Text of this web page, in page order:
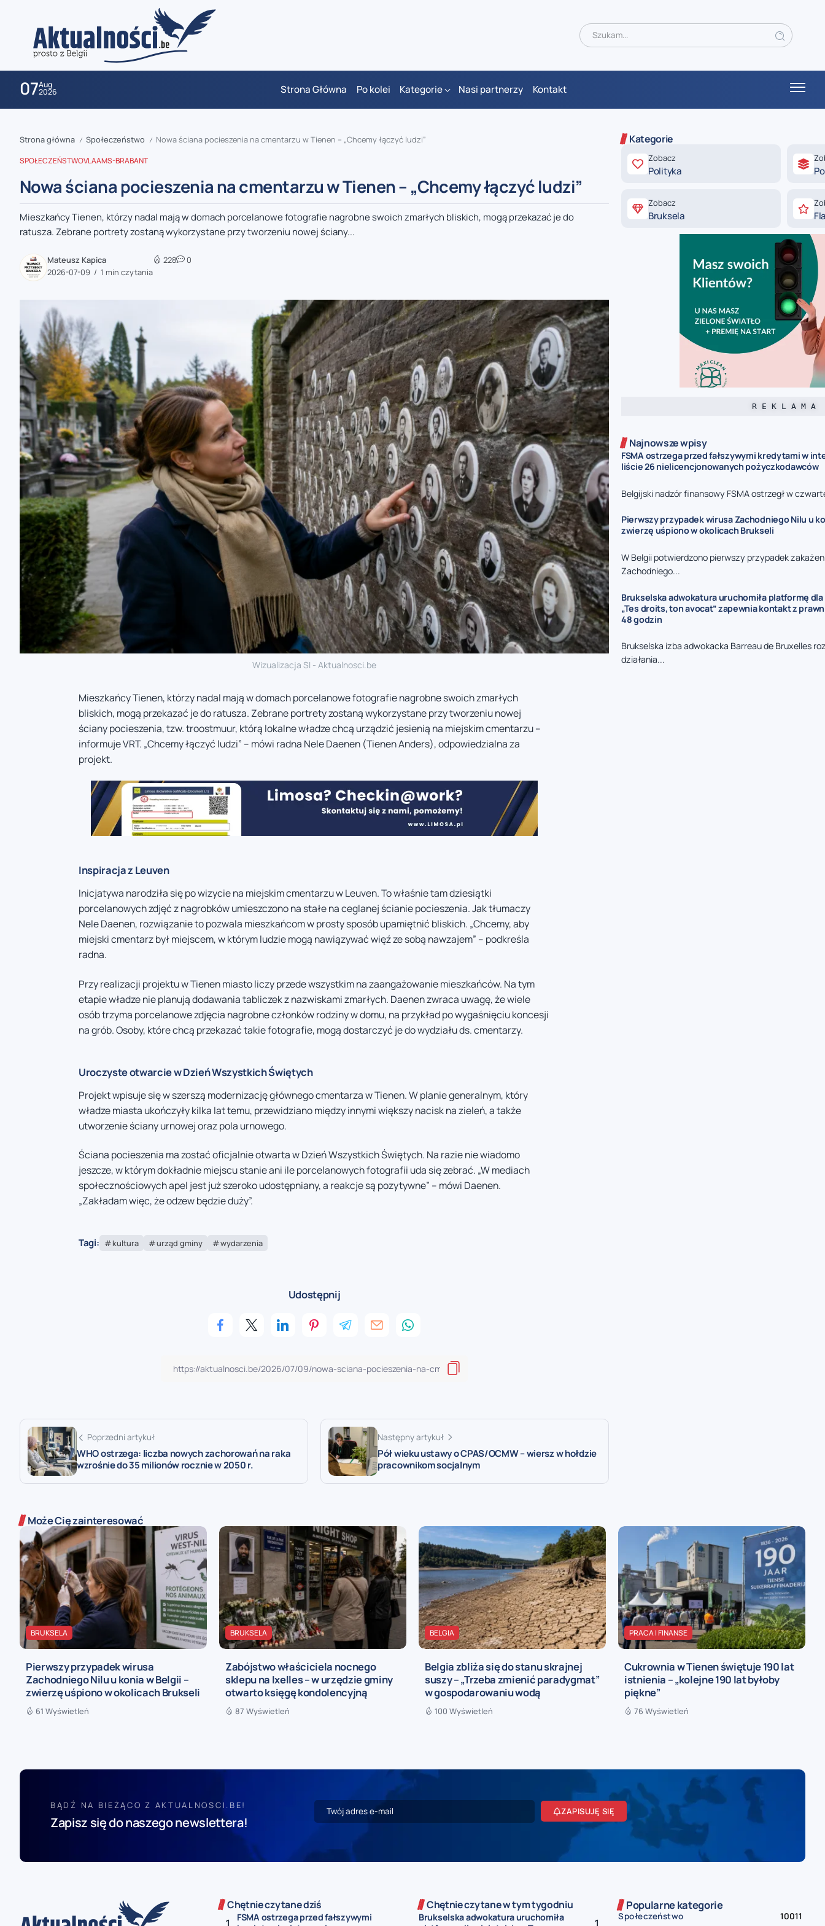
07Aug
2026 Strona Główna Po kolei Kategorie Nasi partnerzy Kontakt
zaobserwuj nas
zaobserwuj nas
zaobserwuj nas
zaobserwuj nas
zaobserwuj nas
Strona główna / Społeczeństwo / Nowa ściana pocieszenia na cmentarzu w Tienen – „Chcemy łączyć ludzi”
SPOŁECZEŃSTWOVLAAMS-BRABANT
Nowa ściana pocieszenia na cmentarzu w Tienen – „Chcemy łączyć ludzi”
Mieszkańcy Tienen, którzy nadal mają w domach porcelanowe fotografie nagrobne swoich zmarłych bliskich, mogą przekazać je do
ratusza. Zebrane portrety zostaną wykorzystane przy tworzeniu nowej ściany...
Mateusz Kapica
2026-07-09
1 min czytania
228 0
Wizualizacja SI - Aktualnosci.be
Mieszkańcy Tienen, którzy nadal mają w domach porcelanowe fotografie nagrobne swoich zmarłych
bliskich, mogą przekazać je do ratusza. Zebrane portrety zostaną wykorzystane przy tworzeniu nowej
ściany pocieszenia, tzw. troostmuur, którą lokalne władze chcą urządzić jesienią na miejskim cmentarzu –
informuje VRT. „Chcemy łączyć ludzi” – mówi radna Nele Daenen (Tienen Anders), odpowiedzialna za
projekt.
Inspiracja z Leuven
Inicjatywa narodziła się po wizycie na miejskim cmentarzu w Leuven. To właśnie tam dziesiątki
porcelanowych zdjęć z nagrobków umieszczono na stałe na ceglanej ścianie pocieszenia. Jak tłumaczy
Nele Daenen, rozwiązanie to pozwala mieszkańcom w prosty sposób upamiętnić bliskich. „Chcemy, aby
miejski cmentarz był miejscem, w którym ludzie mogą nawiązywać więź ze sobą nawzajem” – podkreśla
radna.
Przy realizacji projektu w Tienen miasto liczy przede wszystkim na zaangażowanie mieszkańców. Na tym
etapie władze nie planują dodawania tabliczek z nazwiskami zmarłych. Daenen zwraca uwagę, że wiele
osób trzyma porcelanowe zdjęcia nagrobne członków rodziny w domu, na przykład po wygaśnięciu koncesji
na grób. Osoby, które chcą przekazać takie fotografie, mogą dostarczyć je do wydziału ds. cmentarzy.
Uroczyste otwarcie w Dzień Wszystkich Świętych
Projekt wpisuje się w szerszą modernizację głównego cmentarza w Tienen. W planie generalnym, który
władze miasta ukończyły kilka lat temu, przewidziano między innymi większy nacisk na zieleń, a także
utworzenie ściany urnowej oraz pola urnowego.
Ściana pocieszenia ma zostać oficjalnie otwarta w Dzień Wszystkich Świętych. Na razie nie wiadomo
jeszcze, w którym dokładnie miejscu stanie ani ile porcelanowych fotografii uda się zebrać. „W mediach
społecznościowych apel jest już szeroko udostępniany, a reakcje są pozytywne” – mówi Daenen.
„Zakładam więc, że odzew będzie duży”.
Tagi: kultura urząd gminy wydarzenia
Udostępnij
Poprzedni artykuł
WHO ostrzega: liczba nowych zachorowań na raka
wzrośnie do 35 milionów rocznie w 2050 r.
Następny artykuł
Pół wieku ustawy o CPAS/OCMW – wiersz w hołdzie
pracownikom socjalnym
Kategorie
Zobacz
Polityka
Zobacz
Bruksela
R E K L A M A
Najnowsze wpisy
FSMA ostrzega przed fałszywymi kredytami w
liście 26 nielicencjonowanych pożyczkodawców
Belgijski nadzór finansowy FSMA ostrzegł w
Pierwszy przypadek wirusa Zachodniego Nilu u
zwierzę uśpiono w okolicach Brukseli
W Belgii potwierdzono pierwszy przypadek
Zachodniego...
Brukselska adwokatura uruchomiła platformę
„Tes droits, ton avocat” zapewnia kontakt z
48 godzin
Brukselska izba adwokacka Barreau de Bruxelles
działania...
Może Cię zainteresować
BRUKSELA
Pierwszy przypadek wirusa
Zachodniego Nilu u konia w Belgii –
zwierzę uśpiono w okolicach Brukseli
61 Wyświetleń
BRUKSELA
Zabójstwo właściciela nocnego
sklepu na Ixelles – w urzędzie gminy
otwarto księgę kondolencyjną
87 Wyświetleń
BELGIA
Belgia zbliża się do stanu skrajnej
suszy – „Trzeba zmienić paradygmat”
w gospodarowaniu wodą
100 Wyświetleń
PRACA I FINANSE
Cukrownia w Tienen świętuje 190 lat
istnienia – „kolejne 190 lat byłoby
piękne”
76 Wyświetleń
BĄDŹ NA BIEŻĄCO Z AKTUALNOSCI.BE!
Zapisz się do naszego newslettera!
ZAPISUJĘ SIĘ
Chętnie czytane dziś
FSMA ostrzega przed fałszywymi
Chętnie czytane w tym tygodniu
Brukselska adwokatura uruchomiła
Popularne kategorie
Społeczeństwo
10011